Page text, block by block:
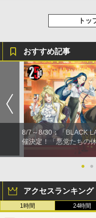
トッ
おすすめ記事
8/7～8/30：「BLACK
催決定！「悪党たちの
● ●
アクセスランキング
1時間 24時間